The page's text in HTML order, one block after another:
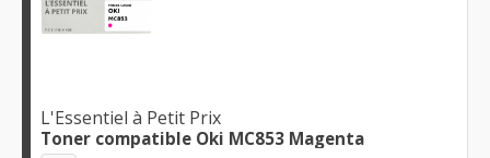
L'Essentiel à Petit Prix
Toner compatible Oki MC853 Magenta